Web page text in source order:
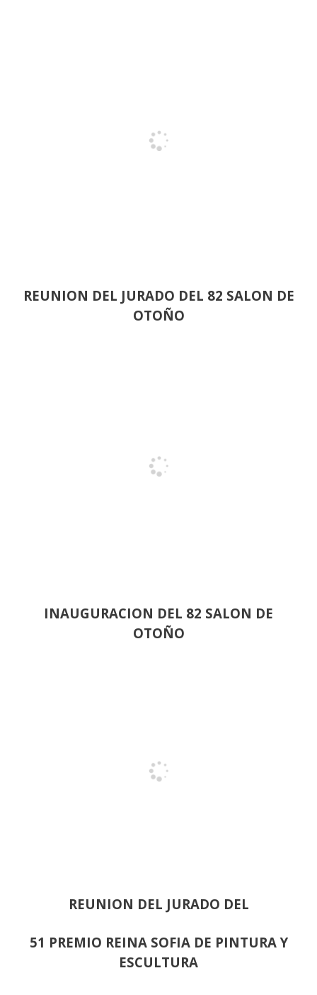
REUNION DEL JURADO DEL 82 SALON DE
OTOÑO
INAUGURACION DEL 82 SALON DE
OTOÑO
REUNION DEL JURADO DEL
51 PREMIO REINA SOFIA DE PINTURA Y
ESCULTURA